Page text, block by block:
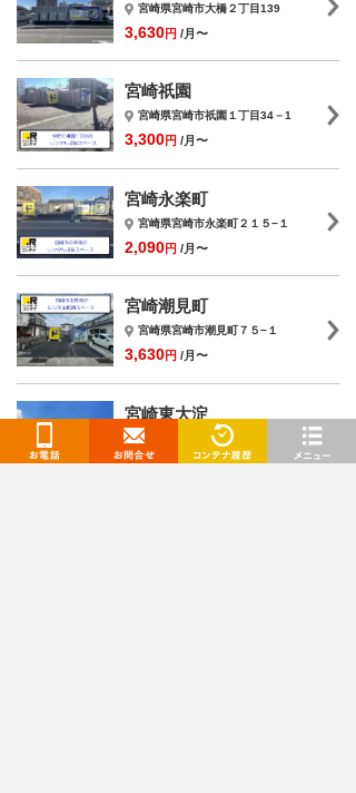
宮崎県宮崎市大橋２丁目139
3,630円 /月〜
宮崎祇園
宮崎県宮崎市祇園１丁目34－1
3,300円 /月〜
宮崎永楽町
宮崎県宮崎市永楽町２１５−１
2,090円 /月〜
宮崎潮見町
宮崎県宮崎市潮見町７５−１
3,630円 /月〜
宮崎東大淀
宮崎県宮崎市東大淀２丁目5
5,225円/月〜